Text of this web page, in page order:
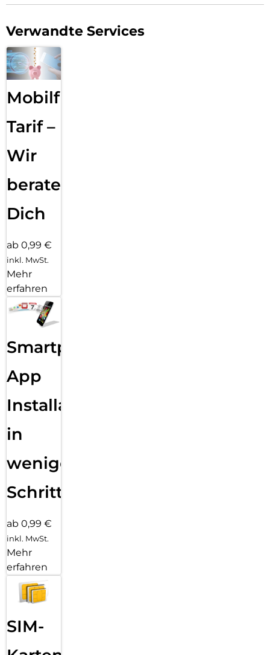
Verwandte Services
Mobilfunk
Tarif –
Wir
beraten
Dich
ab 0,99 €
inkl. MwSt.
Mehr
erfahren
Smartphone
App
Installation
in
wenigen
Schritten
ab 0,99 €
inkl. MwSt.
Mehr
erfahren
SIM-